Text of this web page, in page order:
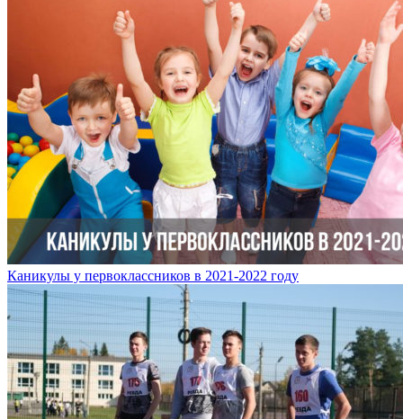
Каникулы у первоклассников в 2021-2022 году